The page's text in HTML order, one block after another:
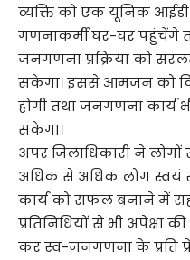
व्यक्ति को एक यूनिक आईडी
गणनाकर्मी घर-घर पहुंचेंगे
जनगणना प्रक्रिया को
सकेगा। इससे आमजन को
होगी तथा जनगणना कार्य
सकेगा।
अपर जिलाधिकारी ने
अधिक से अधिक लोग स्वयं
कार्य को सफल बनाने में
प्रतिनिधियों से भी
कर स्व-जनगणना के प्रति